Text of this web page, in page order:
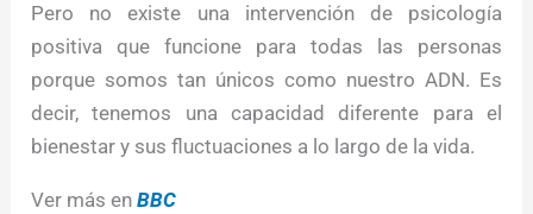
Pero no existe una intervención de psicología
positiva que funcione para todas las personas
porque somos tan únicos como nuestro ADN. Es
decir, tenemos una capacidad diferente para el
bienestar y sus fluctuaciones a lo largo de la vida.
Ver más enBBC